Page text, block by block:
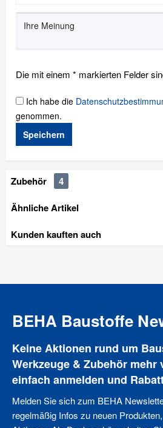
Die mit einem * markierten Felder
Ich habe die
genommen.
Speichern
Zubehör
4
Ähnliche Artikel
Kunden kauften auch
BEHA Baustoffe
Keine Aktionen rund um
Werkzeuge & Zubehör mehr
einfach anmelden und
Melden Sie sich zum BEHA
regelmäßig Infos zu neuen